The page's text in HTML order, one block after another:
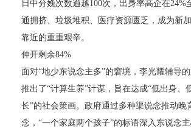
日中分娩次数逾越100次，出身率高企在24%
通拥挤、垃圾堆积、医疗资源匮乏，成为新
靠近的重重艰辛。
伸开剩余84%
面对“地少东说念主多”的窘境，李光耀辅导
推出了“计算生养”计谋，旨在达成“低出身、
长”的社会策画。政府通过多种渠说念推动晚
念，“一个家庭两个孩子”的标语深入东说念